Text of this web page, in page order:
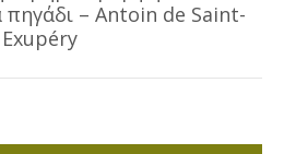
Next
post:
πηγάδι – Antoin de Saint-
Exupéry